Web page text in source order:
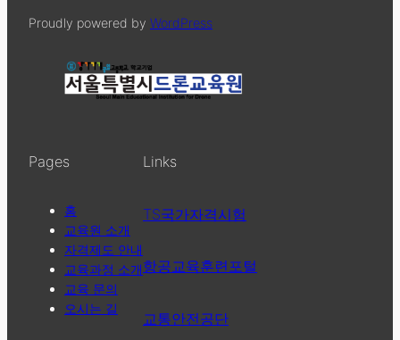
Proudly powered by WordPress
Pages
홈
교육원 소개
자격제도 안내
교육과정 소개
교육 문의
오시는 길
Links
TS국가자격시험
항공교육훈련포털
교통안전공단